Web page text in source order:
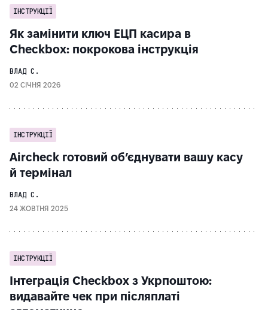
ІНСТРУКЦІЇ
Як замінити ключ ЕЦП касира в
Checkbox: покрокова інструкція
ВЛАД С.
02 СІЧНЯ 2026
ІНСТРУКЦІЇ
Aircheck готовий обʼєднувати вашу касу
й термінал
ВЛАД С.
24 ЖОВТНЯ 2025
ІНСТРУКЦІЇ
Інтеграція Checkbox з Укрпоштою:
видавайте чек при післяплаті